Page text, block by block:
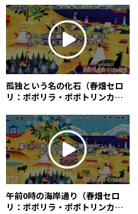
Again (Céleri Haruhata)
孤独という名の化石（春畑セロ
リ：ポポリラ・ポポトリンカの
Loneliness (Céleri Haruhata)
午前0時の海岸通り（春畑セロ
リ：ポポリラ・ポポトリンカの